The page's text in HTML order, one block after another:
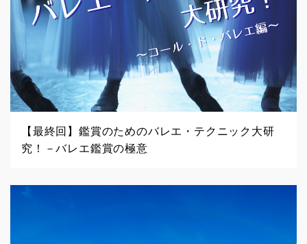
【最終回】鑑賞のためのバレエ・テクニック大研
究！－バレエ鑑賞の極意